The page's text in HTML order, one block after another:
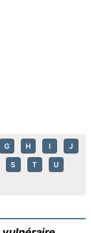
G H I J
S T U